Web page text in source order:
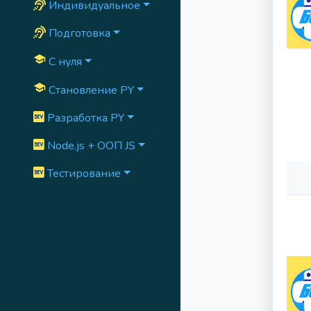
Индивидуальное
Подготовка
school C нуля
school Cтановление PY
Разработка PY
Node.js + ООП JS
Тестирование